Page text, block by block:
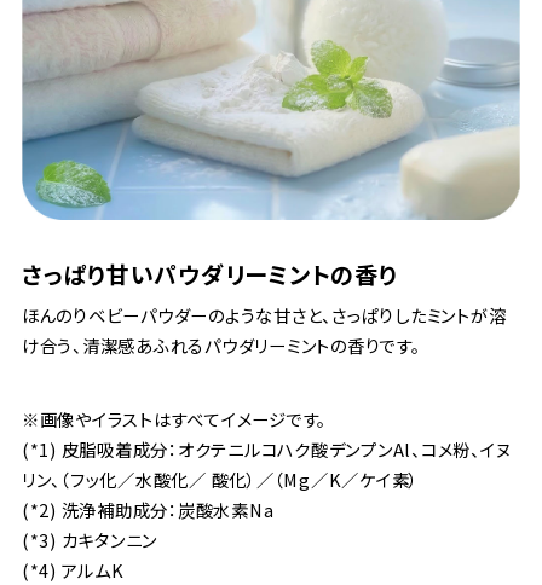
さっぱり甘いパウダリーミントの香り
ほんのりベビーパウダーのような甘さと、さっぱりしたミントが溶
け合う、清潔感あふれるパウダリーミントの香りです。
※画像やイラストはすべてイメージです。
(*1) 皮脂吸着成分：オクテニルコハク酸デンプンAl、コメ粉、イヌ
リン、（フッ化／水酸化／ 酸化）／（Mg／K／ケイ素）
(*2) 洗浄補助成分：炭酸水素Na
(*3) カキタンニン
(*4) アルムK